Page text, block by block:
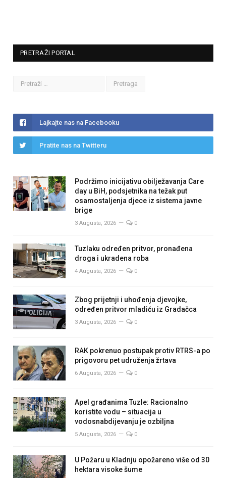
PRETRAŽI PORTAL
Lajkajte nas na Facebooku
Pratite nas na Twitteru
Podržimo inicijativu obilježavanja Care
day u BiH, podsjetnika na težak put
osamostaljenja djece iz sistema javne
brige
3 Augusta, 2026 0
Tuzlaku određen pritvor, pronađena
droga i ukradena roba
4 Augusta, 2026 0
Zbog prijetnji i uhođenja djevojke,
određen pritvor mladiću iz Gradačca
3 Augusta, 2026 0
RAK pokrenuo postupak protiv RTRS-a po
prigovoru pet udruženja žrtava
6 Augusta, 2026 0
Apel građanima Tuzle: Racionalno
koristite vodu – situacija u
vodosnabdijevanju je ozbiljna
5 Augusta, 2026 0
U Požaru u Kladnju opožareno više od 30
hektara visoke šume